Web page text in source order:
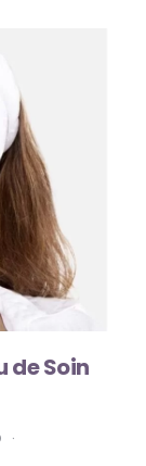
de Soin